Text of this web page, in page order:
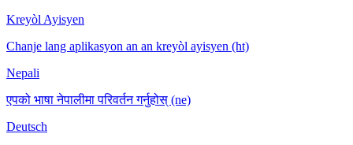
Kreyòl Ayisyen
Chanje lang aplikasyon an an kreyòl ayisyen (ht)
Nepali
एपको भाषा नेपालीमा परिवर्तन गर्नुहोस् (ne)
Deutsch